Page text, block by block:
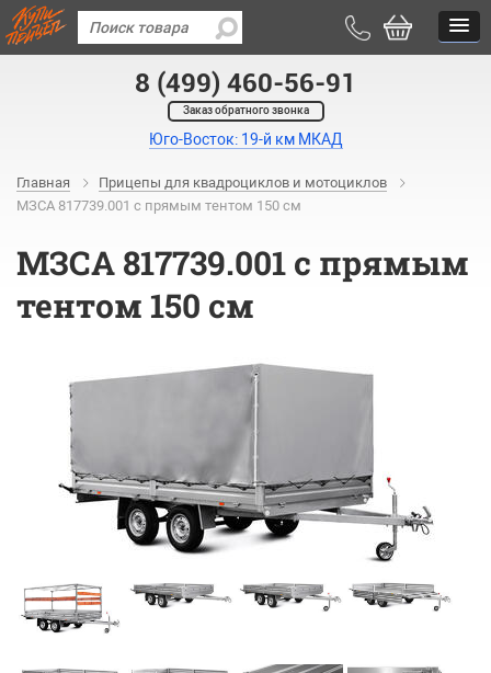
8 (499) 460-56-91
Заказ обратного звонка
Юго-Восток: 19-й км МКАД
Главная
Прицепы для квадроциклов и мотоциклов
МЗСА 817739.001 с прямым тентом 150 см
МЗСА 817739.001 с прямым
тентом 150 см